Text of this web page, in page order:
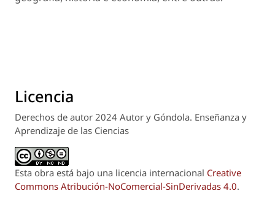
Licencia
Derechos de autor 2024 Autor y Góndola. Enseñanza y
Aprendizaje de las Ciencias
Esta obra está bajo una licencia internacional Creative
Commons Atribución-NoComercial-SinDerivadas 4.0.